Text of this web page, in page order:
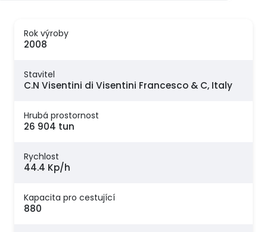
Rok výroby
2008
Stavitel
C.N Visentini di Visentini Francesco & C, Italy
Hrubá prostornost
26 904 tun
Rychlost
44.4 Kp/h
Kapacita pro cestující
880